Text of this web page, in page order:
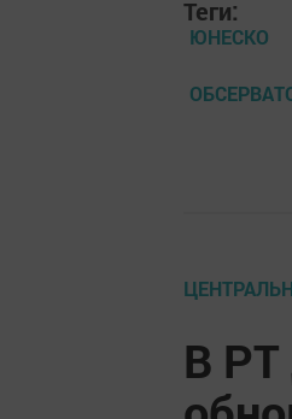
Теги:
ЮНЕСКО
В РТ